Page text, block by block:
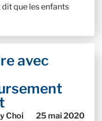
que les enfants
avec
Choi
25 mai 2020